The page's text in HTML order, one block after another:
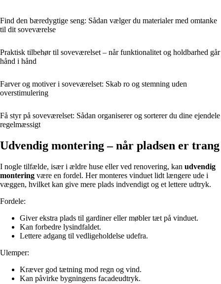
Find den bæredygtige seng: Sådan vælger du materialer med omtanke
til dit soveværelse
Praktisk tilbehør til soveværelset – når funktionalitet og holdbarhed går
hånd i hånd
Farver og motiver i soveværelset: Skab ro og stemning uden
overstimulering
Få styr på soveværelset: Sådan organiserer og sorterer du dine ejendele
regelmæssigt
Udvendig montering – når pladsen er trang
I nogle tilfælde, især i ældre huse eller ved renovering, kan udvendig
montering være en fordel. Her monteres vinduet lidt længere ude i
væggen, hvilket kan give mere plads indvendigt og et lettere udtryk.
Fordele:
Giver ekstra plads til gardiner eller møbler tæt på vinduet.
Kan forbedre lysindfaldet.
Lettere adgang til vedligeholdelse udefra.
Ulemper:
Kræver god tætning mod regn og vind.
Kan påvirke bygningens facadeudtryk.